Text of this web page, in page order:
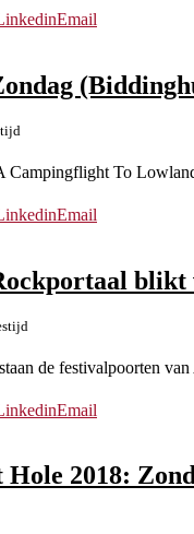
Email
Campingflight To
Email
de festivalpoorten
Email
2018: